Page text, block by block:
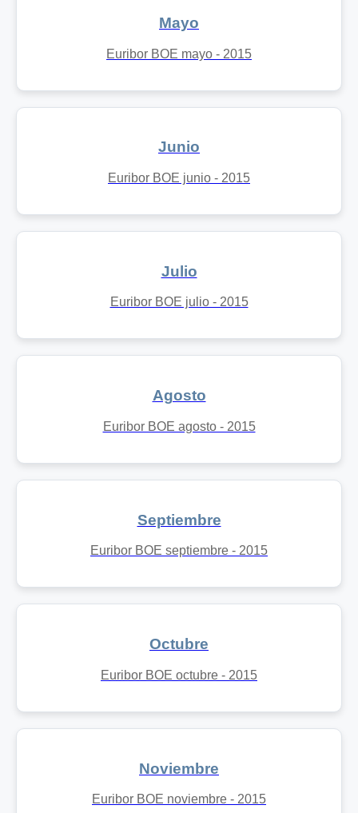
Mayo
Euribor BOE mayo - 2015
Junio
Euribor BOE junio - 2015
Julio
Euribor BOE julio - 2015
Agosto
Euribor BOE agosto - 2015
Septiembre
Euribor BOE septiembre - 2015
Octubre
Euribor BOE octubre - 2015
Noviembre
Euribor BOE noviembre - 2015